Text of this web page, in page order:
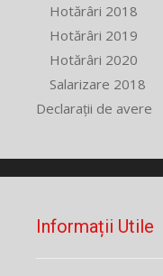
Hotărâri 2018
Hotărâri 2019
Hotărâri 2020
Salarizare 2018
Declarații de avere
Informații Utile